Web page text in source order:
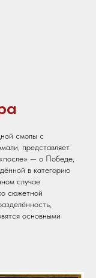
смолы с
представляет
— о Победе,
в категорию
случае
сюжетной
основными